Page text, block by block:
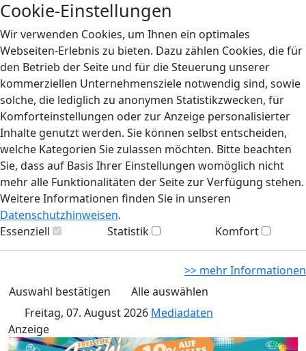
Cookie-Einstellungen
Wir verwenden Cookies, um Ihnen ein optimales
Webseiten-Erlebnis zu bieten. Dazu zählen Cookies, die für
den Betrieb der Seite und für die Steuerung unserer
kommerziellen Unternehmensziele notwendig sind, sowie
solche, die lediglich zu anonymen Statistikzwecken, für
Komforteinstellungen oder zur Anzeige personalisierter
Inhalte genutzt werden. Sie können selbst entscheiden,
welche Kategorien Sie zulassen möchten. Bitte beachten
Sie, dass auf Basis Ihrer Einstellungen womöglich nicht
mehr alle Funktionalitäten der Seite zur Verfügung stehen.
Weitere Informationen finden Sie in unseren
Datenschutzhinweisen.
Essenziell
Statistik Komfort
>> mehr Informationen
Auswahl bestätigen
Alle auswählen
Freitag, 07. August 2026 Mediadaten
Anzeige